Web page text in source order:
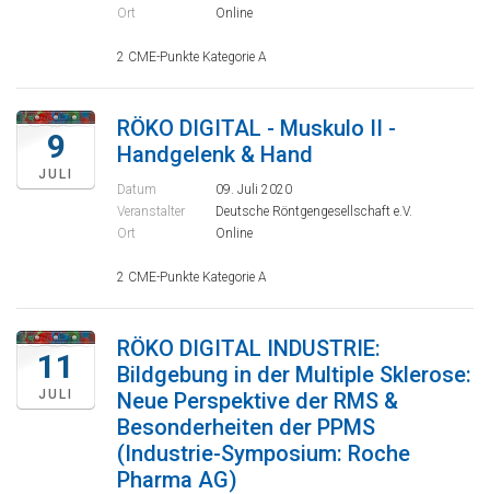
Ort
Online
2 CME-Punkte Kategorie A
9
JULI
RÖKO DIGITAL - Muskulo II -
Handgelenk & Hand
Datum
09. Juli 2020
Veranstalter
Deutsche Röntgengesellschaft e.V.
Ort
Online
2 CME-Punkte Kategorie A
11
JULI
RÖKO DIGITAL INDUSTRIE:
Bildgebung in der Multiple Sklerose:
Neue Perspektive der RMS &
Besonderheiten der PPMS
(Industrie-Symposium: Roche
Pharma AG)